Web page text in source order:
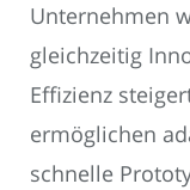
Unternehmen
gleichzeitig
Effizienz
ermöglichen
schnelle